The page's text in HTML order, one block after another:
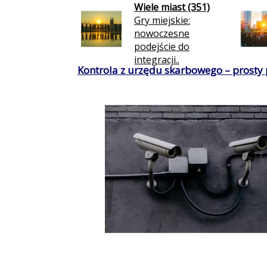
Wiele miast (351)
Gry miejskie:
nowoczesne
podejście do
integracji..
Kontrola z urzędu skarbowego –